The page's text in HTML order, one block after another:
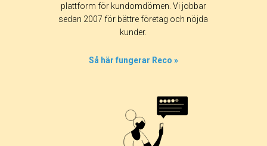
365 dagar 90 dagar
30 dagar
plattform för kundomdömen. Vi jobbar
sedan 2007 för bättre företag och nöjda
kunder.
Så här fungerar Reco »